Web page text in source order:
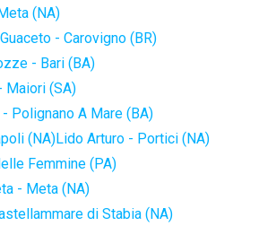
(NA)
- Carovigno (BR)
- Bari (BA)
Maiori (SA)
- Polignano A Mare (BA)
(NA)Lido Arturo - Portici (NA)
Femmine (PA)
- Meta (NA)
di Stabia (NA)